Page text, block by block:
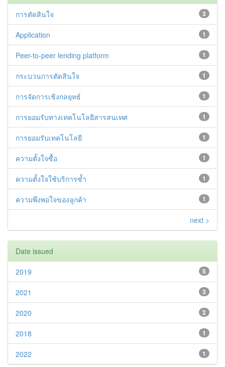
3
การตัดสินใจ
1
Application
1
Peer-to-peer lending platform
1
กระบวนการตัดสินใจ
1
การจัดการเชิงกลยุทธ์
1
การยอมรับทางเทคโนโลยีสารสนเทศ
1
การยอมรับเทคโนโลยี
1
ความตั้งใจซื้อ
1
ความตั้งใจใช้บริการซํ้า
1
ความพึงพอใจของลูกค้า
next >
Date issued
5
2019
3
2021
2
2020
1
2018
1
2022